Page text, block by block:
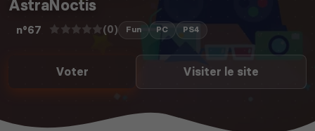
AstraNoctis
n°67 (0) Fun PC PS4
Voter Visiter le site